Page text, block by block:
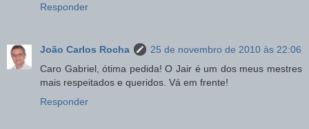
Responder
João Carlos Rocha
25 de novembro de 2010 às 22:06
Caro Gabriel, ótima pedida! O Jair é um dos meus mestres
mais respeitados e queridos. Vá em frente!
Responder